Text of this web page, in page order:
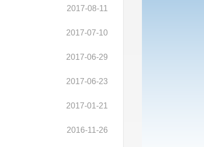
2017-08-11
2017-07-10
2017-06-29
2017-06-23
2017-01-21
2016-11-26